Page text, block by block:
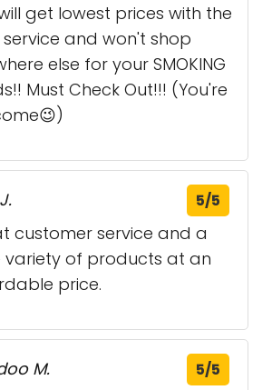
get lowest prices with the
service and won't shop
else for your SMOKING
Must Check Out!!! (You're
5/5
customer service and a
variety of products at an
price.
M. 5/5